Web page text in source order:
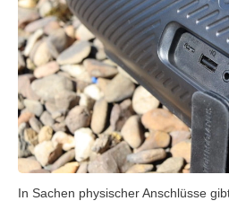
In Sachen physischer Anschlüsse